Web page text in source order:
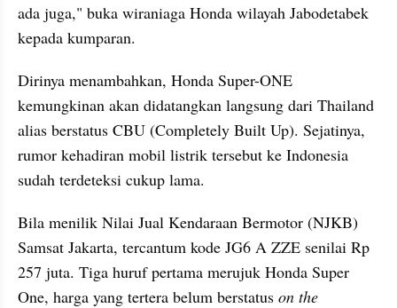
ada juga," buka wiraniaga Honda wilayah Jabodetabek
kepada kumparan.
Dirinya menambahkan, Honda Super-ONE
kemungkinan akan didatangkan langsung dari Thailand
alias berstatus CBU (Completely Built Up). Sejatinya,
rumor kehadiran mobil listrik tersebut ke Indonesia
sudah terdeteksi cukup lama.
Bila menilik Nilai Jual Kendaraan Bermotor (NJKB)
Samsat Jakarta, tercantum kode JG6 A ZZE senilai Rp
257 juta. Tiga huruf pertama merujuk Honda Super
One, harga yang tertera belum berstatus on the